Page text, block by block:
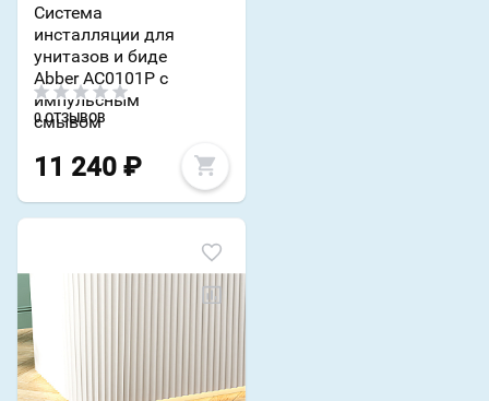
Система
инсталляции для
унитазов и биде
Abber AC0101P с
импульсным
смывом
0 ОТЗЫВОВ
11 240 ₽